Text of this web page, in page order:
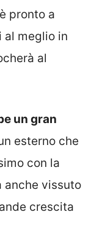
pronto a
al meglio in
al
un gran
esterno che
con la
anche vissuto
crescita